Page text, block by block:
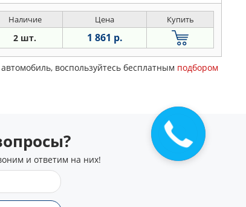
Наличие Цена Купить
2 шт. 1 861 р.
воспользуйтесь бесплатным подбором
и ответим на них!